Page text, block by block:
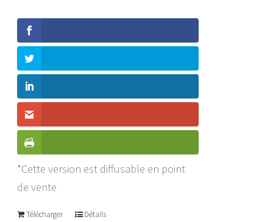
*Cette version est diffusable en point
de vente
Télécharger Détails